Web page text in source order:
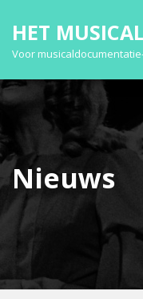
HET
Voor
Nieuws